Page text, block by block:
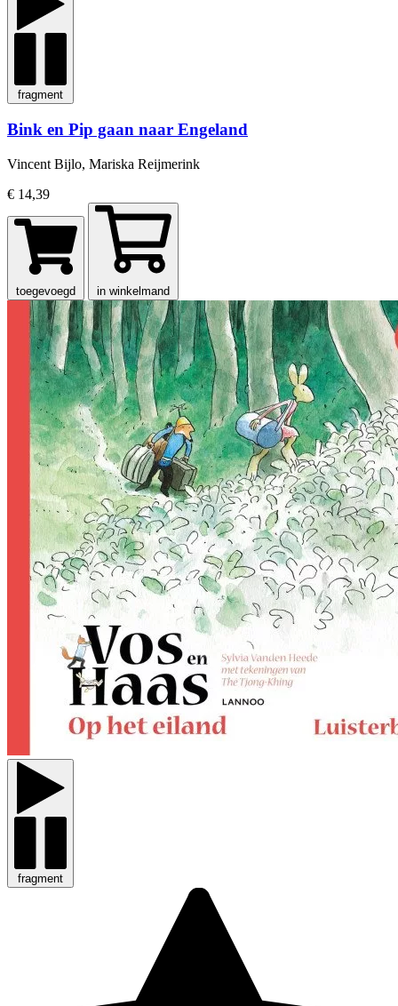
fragment
Bink en Pip gaan naar Engeland
Vincent Bijlo, Mariska Reijmerink
€ 14,39
toegevoegd in winkelmand
fragment